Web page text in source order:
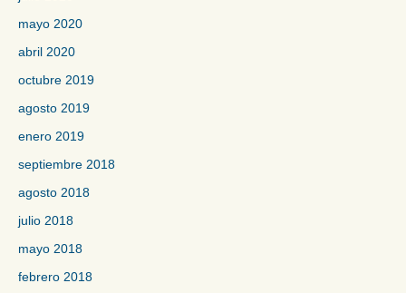
mayo 2020
abril 2020
octubre 2019
agosto 2019
enero 2019
septiembre 2018
agosto 2018
julio 2018
mayo 2018
febrero 2018